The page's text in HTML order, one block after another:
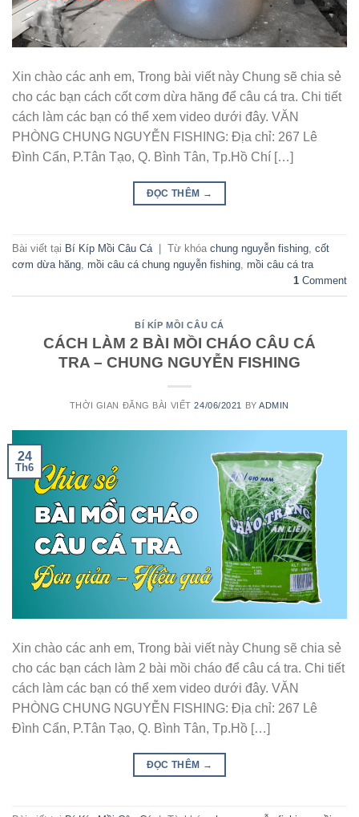
Xin chào các anh em, Trong bài viết này Chung sẽ chia sẻ
cho các bạn cách cốt cơm dừa hăng để câu cá tra. Chi tiết
cách làm các bạn có thể xem video dưới đây. VĂN
PHÒNG CHUNG NGUYỄN FISHING: Địa chỉ: 267 Lê
Đình Cẩn, P.Tân Tạo, Q. Bình Tân, Tp.Hồ Chí […]
ĐỌC THÊM →
Bài viết tại Bí Kíp Mồi Câu Cá Từ khóa chung nguyễn fishing cốt
cơm dừa hăng mồi câu cá chung nguyễn fishing mồi câu cá tra
1 Comment
BÍ KÍP MỒI CÂU CÁ
CÁCH LÀM 2 BÀI MỒI CHÁO CÂU CÁ
TRA – CHUNG NGUYỄN FISHING
THỜI GIAN ĐĂNG BÀI VIẾT24/06/2021 BYADMIN
24
Th6
Xin chào các anh em, Trong bài viết này Chung sẽ chia sẻ
cho các bạn cách làm 2 bài mồi cháo để câu cá tra. Chi tiết
cách làm các bạn có thể xem video dưới đây. VĂN
PHÒNG CHUNG NGUYỄN FISHING: Địa chỉ: 267 Lê
Đình Cẩn, P.Tân Tạo, Q. Bình Tân, Tp.Hồ […]
ĐỌC THÊM →